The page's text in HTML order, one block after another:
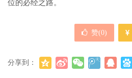
位的必经之路。
赞(0)
分享到：